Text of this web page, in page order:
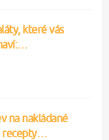
které vás
na nakládané
recepty…